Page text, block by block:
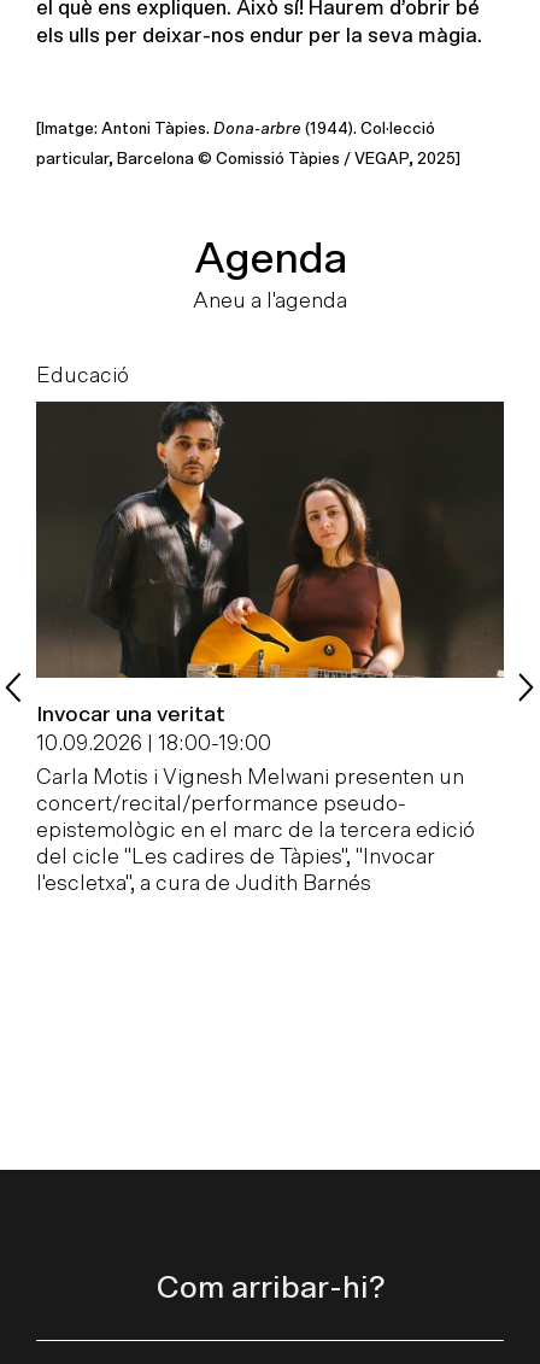
el què ens expliquen. Això sí! Haurem d’obrir bé
els ulls per deixar-nos endur per la seva màgia.
[Imatge: Antoni Tàpies. Dona-arbre (1944). Col·lecció
particular, Barcelona © Comissió Tàpies / VEGAP, 2025]
Agenda
Aneu a l'agenda
Educació
Invocar una veritat
10.09.2026 | 18:00-19:00
Carla Motis i Vignesh Melwani presenten un
concert/recital/performance pseudo-
epistemològic en el marc de la tercera edició
del cicle "Les cadires de Tàpies", "Invocar
l'escletxa", a cura de Judith Barnés
Com arribar-hi?